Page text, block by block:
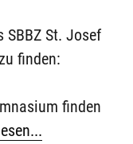
SBBZ St. Josef
finden:
finden